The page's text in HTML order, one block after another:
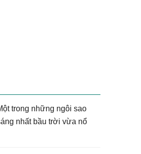
trong những ngôi sao
nhất bầu trời vừa nổ